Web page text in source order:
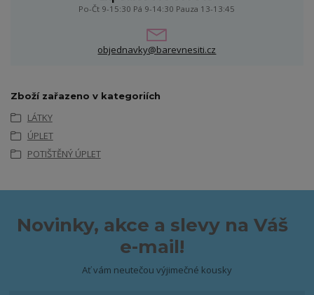
Po-Čt 9-15:30 Pá 9-14:30 Pauza 13-13:45
objednavky@barevnesiti.cz
Zboží zařazeno v kategoriích
LÁTKY
ÚPLET
POTIŠTĚNÝ ÚPLET
Novinky, akce a slevy na Váš
e-mail!
Ať vám neutečou výjimečné kousky